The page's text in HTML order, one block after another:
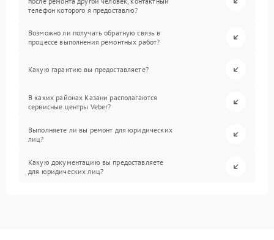
телефон которого я предоставлю?
Возможно ли получать обратную связь в
процессе выполнения ремонтных работ?
Какую гарантию вы предоставляете?
В каких районах Казани располагаются
сервисные центры Veber?
Выполняете ли вы ремонт для юридических
лиц?
Какую документацию вы предоставляете
для юридических лиц?